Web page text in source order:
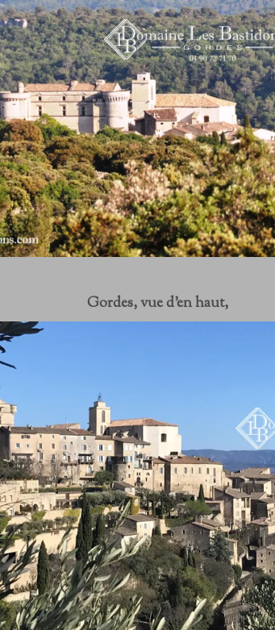
Gordes, vue d'en haut,